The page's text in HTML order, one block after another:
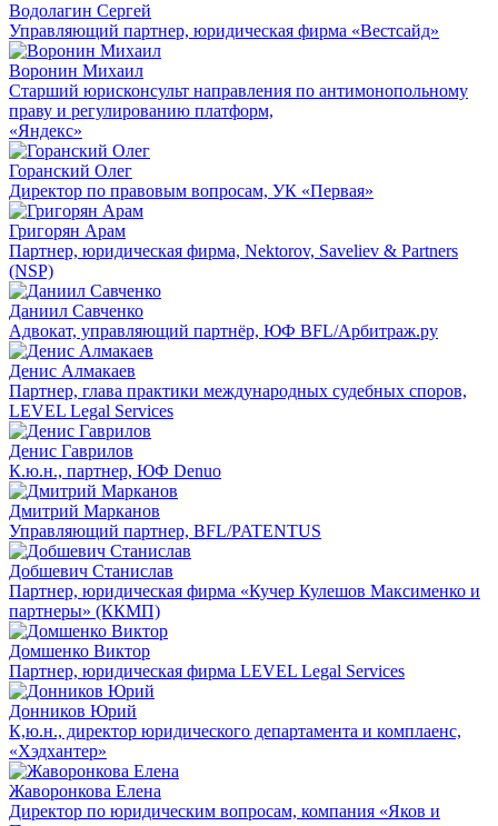
Водолагин Сергей
Управляющий партнер, юридическая фирма «Вестсайд»
Воронин Михаил
Старший юрисконсульт направления по антимонопольному
праву и регулированию платформ,
«Яндекс»
Горанский Олег
Директор по правовым вопросам, УК «Первая»
Григорян Арам
Партнер, юридическая фирма, Nektorov, Saveliev & Partners
(NSP)
Даниил Савченко
Адвокат, управляющий партнёр, ЮФ BFL/Арбитраж.ру
Денис Алмакаев
Партнер, глава практики международных судебных споров,
LEVEL Legal Services
Денис Гаврилов
К.ю.н., партнер, ЮФ Denuo
Дмитрий Марканов
Управляющий партнер, BFL/PATENTUS
Добшевич Станислав
Партнер, юридическая фирма «Кучер Кулешов Максименко и
партнеры» (ККМП)
Домшенко Виктор
Партнер, юридическая фирма LEVEL Legal Services
Донников Юрий
К,ю.н., директор юридического департамента и комплаенс,
«Хэдхантер»
Жаворонкова Елена
Директор по юридическим вопросам, компания «Яков и